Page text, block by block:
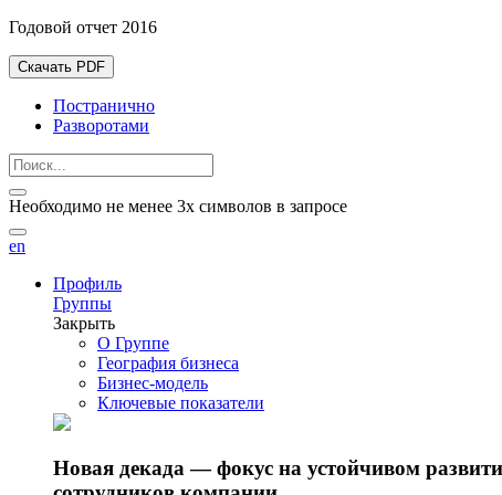
Годовой отчет 2016
Скачать PDF
Постранично
Разворотами
Необходимо не менее 3х символов в запросе
en
Профиль
Группы
Закрыть
О Группе
География бизнеса
Бизнес-модель
Ключевые показатели
Новая декада — фокус на устойчивом